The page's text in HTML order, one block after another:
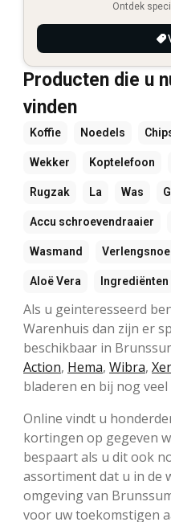
Ontdek
Producten die u
vinden
Koffie Noedels
Wekker Koptelefoon
Rugzak La Was
Accu schroevendraaier
Wasmand
Aloë Vera Ingrediënten
Als u geinteresseerd
Warenhuis dan zijn er
beschikbaar in
Action, Hema, Wibra,
bladeren en bij nog
Online vindt u
kortingen op gegeven
bespaart als u dit ook
assortiment dat u in de
omgeving van
voor uw toekomstigen